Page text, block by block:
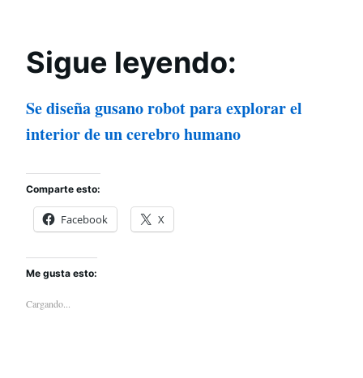
Sigue leyendo:
Se diseña gusano robot para explorar el
interior de un cerebro humano
Comparte esto:
Facebook X
Me gusta esto:
Cargando...